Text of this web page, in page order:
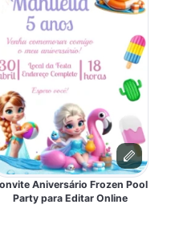
Aniversário Frozen Pool
Party para Editar Online